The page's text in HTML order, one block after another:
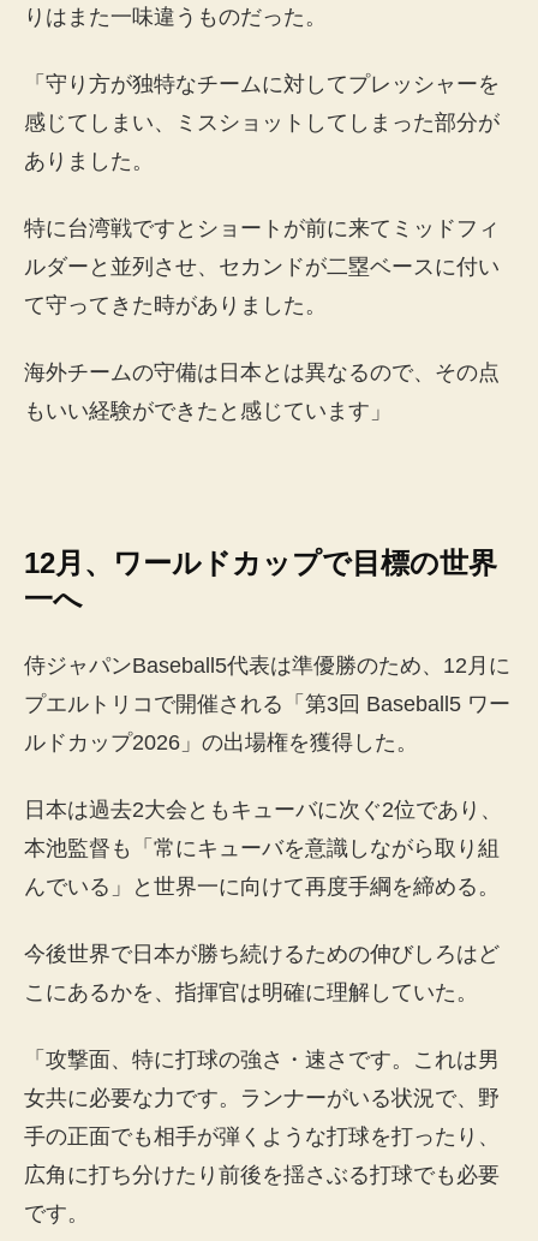
りはまた一味違うものだった。
「守り方が独特なチームに対してプレッシャーを
感じてしまい、ミスショットしてしまった部分が
ありました。
特に台湾戦ですとショートが前に来てミッドフィ
ルダーと並列させ、セカンドが二塁ベースに付い
て守ってきた時がありました。
海外チームの守備は日本とは異なるので、その点
もいい経験ができたと感じています」
12月、ワールドカップで目標の世界
一へ
侍ジャパンBaseball5代表は準優勝のため、12月に
プエルトリコで開催される「第3回 Baseball5 ワー
ルドカップ2026」の出場権を獲得した。
日本は過去2大会ともキューバに次ぐ2位であり、
本池監督も「常にキューバを意識しながら取り組
んでいる」と世界一に向けて再度手綱を締める。
今後世界で日本が勝ち続けるための伸びしろはど
こにあるかを、指揮官は明確に理解していた。
「攻撃面、特に打球の強さ・速さです。これは男
女共に必要な力です。ランナーがいる状況で、野
手の正面でも相手が弾くような打球を打ったり、
広角に打ち分けたり前後を揺さぶる打球でも必要
です。